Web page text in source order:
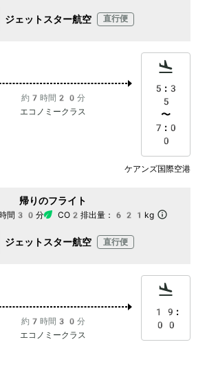
ジェットスター航空 直行便
約7時間20分
エコノミークラス
5:3
5
〜
7:0
0
ケアンズ国際空港
帰りのフライト
間30分 CO2排出量： 621kg
ジェットスター航空 直行便
約7時間30分
エコノミークラス
19:
00